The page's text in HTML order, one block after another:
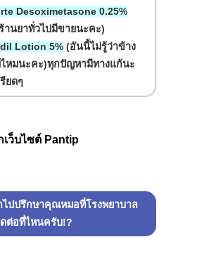
Desoximetasone 0.25%
านยาทั่วไปมีขายนะคะ)
Lotion 5% (อันนี้ไม่รู้ว่าข้าง
หมนะคะ)ทุกปัญหามีทางแก้นะ
ยดๆ
ว็บไซต์ Pantip
ไปปรึกษาคุณหมอที่โรงพยาบาล
ต่อที่ไหนครับ!?